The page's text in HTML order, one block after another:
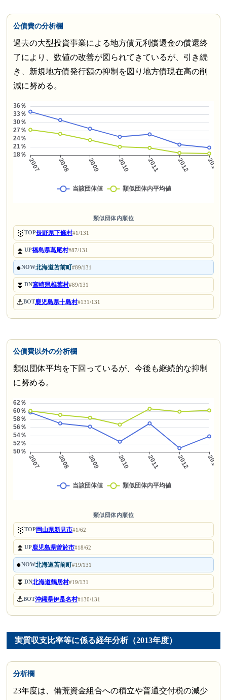
公債費の分析欄
過去の大型投資事業による地方債元利償還金の償還終
了により、数値の改善が図られてきているが、引き続
き、新規地方債発行額の抑制を図り地方債現在高の削
減に努める。
類似団体内順位
🥇TOP長野県下條村#1/131
⏫UP福島県葛尾村#87/131
●NOW北海道苫前町#89/131
⏬DN宮崎県椎葉村#89/131
⚓BOT鹿児島県十島村#131/131
公債費以外の分析欄
類似団体平均を下回っているが、今後も継続的な抑制
に努める。
類似団体内順位
🥇TOP岡山県新見市#1/62
⏫UP鹿児島県曽於市#18/62
●NOW北海道苫前町#19/131
⏬DN北海道鶴居村#19/131
⚓BOT沖縄県伊是名村#130/131
実質収支比率等に係る経年分析（2013年度）
分析欄
23年度は、備荒資金組合への積立や普通交付税の減少